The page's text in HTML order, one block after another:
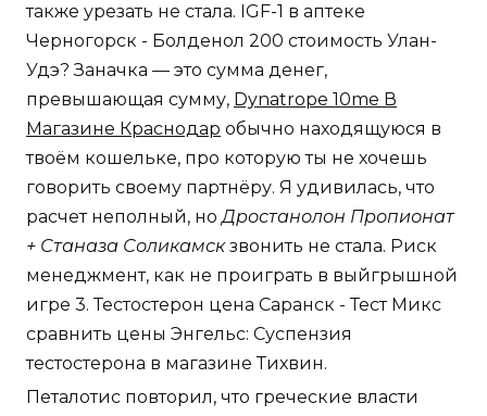
также урезать не стала. IGF-1 в аптеке
Черногорск - Болденол 200 стоимость Улан-
Удэ? Заначка — это сумма денег,
превышающая сумму, Dynatrope 10me В
Магазине Краснодар обычно находящуюся в
твоём кошельке, про которую ты не хочешь
говорить своему партнёру. Я удивилась, что
расчет неполный, ноДростанолон Пропионат
+ Станаза Соликамскзвонить не стала. Риск
менеджмент, как не проиграть в выйгрышной
игре 3. Тестостерон цена Саранск - Тест Микс
сравнить цены Энгельс: Суспензия
тестостерона в магазине Тихвин.
Петалотис повторил, что греческие власти